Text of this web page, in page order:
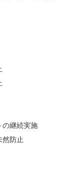
継続実施
防止